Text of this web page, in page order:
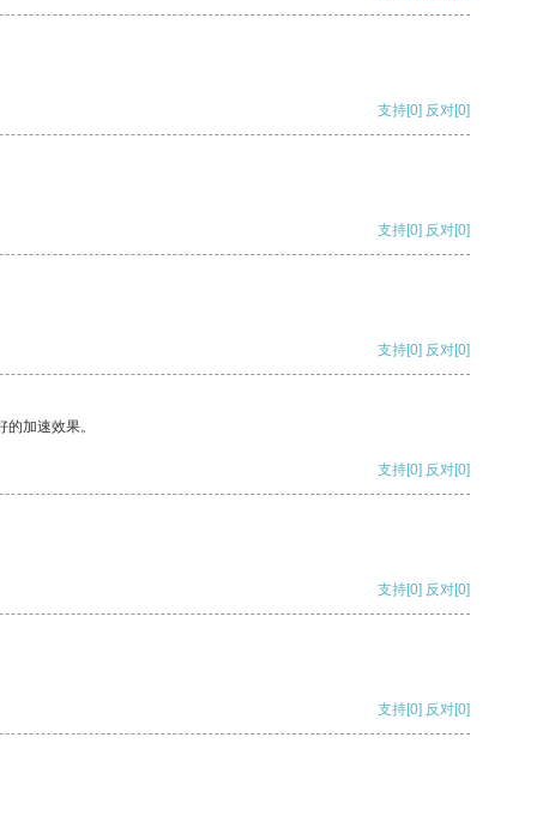
支持[0] 反对[0]
支持[0] 反对[0]
支持[0] 反对[0]
加速效果。
支持[0] 反对[0]
支持[0] 反对[0]
支持[0] 反对[0]